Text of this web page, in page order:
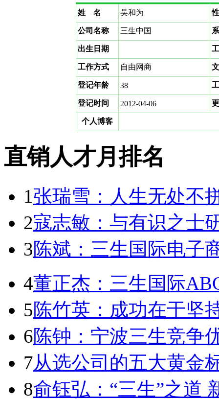
姓 名 吴和为
公司名称 三生中国
出生日期
工作方式 自由网商
登记年龄 38
登记时间 2012-04-06
个人博客
直销人才月排名
1张瑞雪：人生无处不
2寇志敏：与有识之士
3陈斌：三生国际电子
4董正杰：三生国际
5陈竹英：成功在于坚
6陈钟：宁波三生竞争
7从选公司的五大黄金
8俞钰弘：“三生”之道